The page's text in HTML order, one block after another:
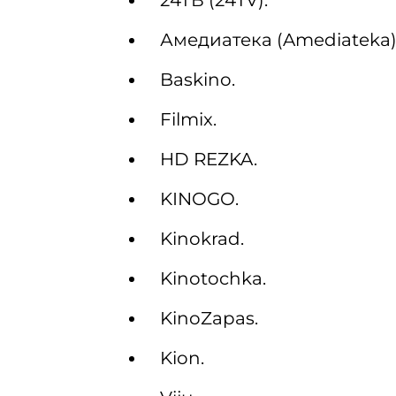
Амедиатека
Baskino.
Filmix.
HD REZKA.
KINOGO.
Kinokrad.
Kinotochka.
KinoZapas.
Kion.